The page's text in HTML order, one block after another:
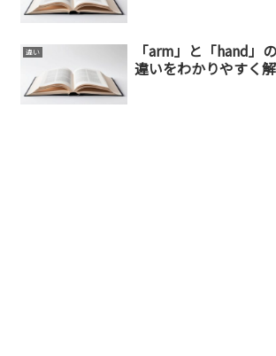
違い
「arm」と「hand」
違いをわかりやすく